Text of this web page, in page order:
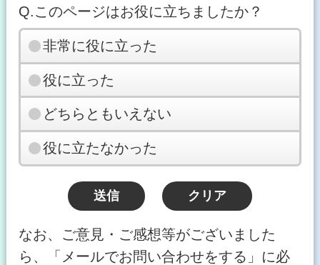
Q.このページはお役に立ちましたか？
非常に役に立った
役に立った
どちらともいえない
役に立たなかった
なお、ご意見・ご感想等がございました
ら、「メールでお問い合わせをする」に必